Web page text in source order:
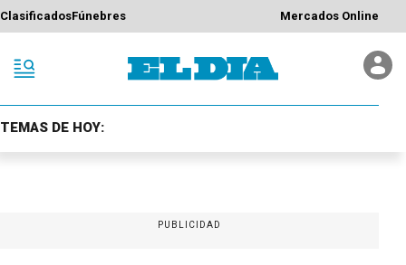
ClasificadosFúnebres Mercados Online
TEMAS DE HOY:
PUBLICIDAD